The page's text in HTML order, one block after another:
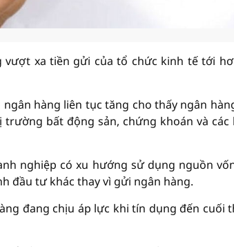
xa tiền gửi của tổ chức kinh tế tới
hàng liên tục tăng cho thấy ngân
bất động sản, chứng khoán và các
nghiệp có xu hướng sử dụng nguồn
đầu tư khác thay vì gửi ngân hàng.
đang chịu áp lực khi tín dụng đến cuối